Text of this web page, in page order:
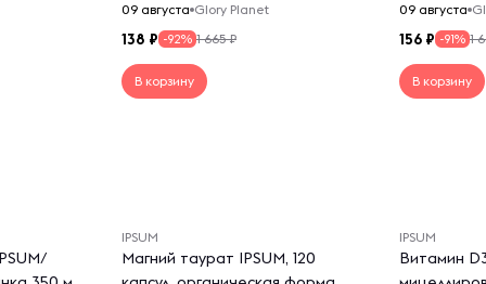
09 августа Glory Planet
138 -92% 1 665 ₽
В корзину
09 августа
156 -91% 1
В корзину
IPSUM
Магний таурат IPSUM, 120
IPSUM
Витамин